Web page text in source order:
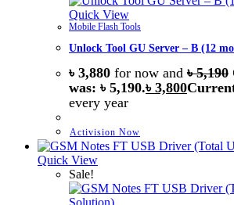
Quick View
Mobile Flash Tools
Unlock Tool GU Server – B (12
৳ 3,880 for now and৳5,190
was: ৳ 5,190.৳ 3,800
every year
Activision Now
Quick View
Sale!